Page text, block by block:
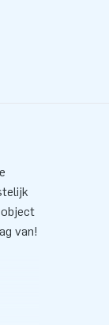
object
van!